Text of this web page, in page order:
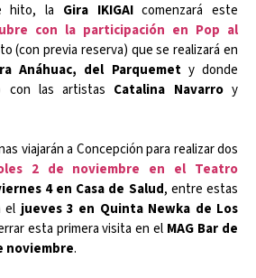
hito, la Gira IKIGAIcomenzará este
con la participación en Pop al
(con previa reserva) que se realizará en
Anáhuac, del Parquemety donde
con las artistas Catalina Navarroy
viajarán a Concepción para realizar dos
2 de noviembre en el Teatro
4 en Casa de Salud, entre estas
el jueves 3 en Quinta Newka de Los
esta primera visita en el MAG Bar de
noviembre.